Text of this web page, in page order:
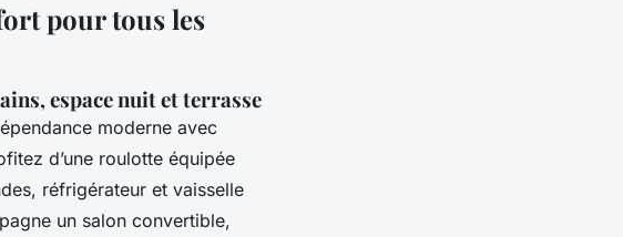
pour tous les
espace nuit et terrasse
moderne avec
d’une roulotte équipée
réfrigérateur et vaisselle
un salon convertible,